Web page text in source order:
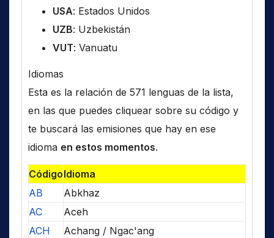
USA: Estados Unidos
UZB: Uzbekistán
VUT: Vanuatu
Idiomas
Esta es la relación de 571 lenguas de la lista,
en las que puedes cliquear sobre su código y
te buscará las emisiones que hay en ese
idioma en estos momentos.
CódigoIdioma
AB
Abkhaz
AC
Aceh
ACH
Achang / Ngac'ang